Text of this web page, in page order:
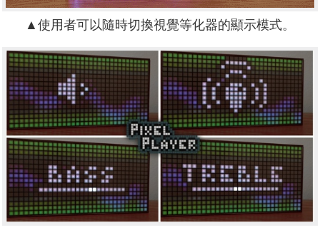
▲使用者可以隨時切換視覺等化器的顯示模式。